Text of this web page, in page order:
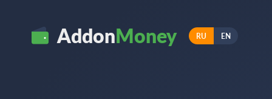
AddonMoney RU EN